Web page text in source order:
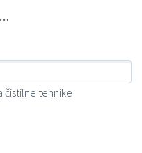
čistilne tehnike